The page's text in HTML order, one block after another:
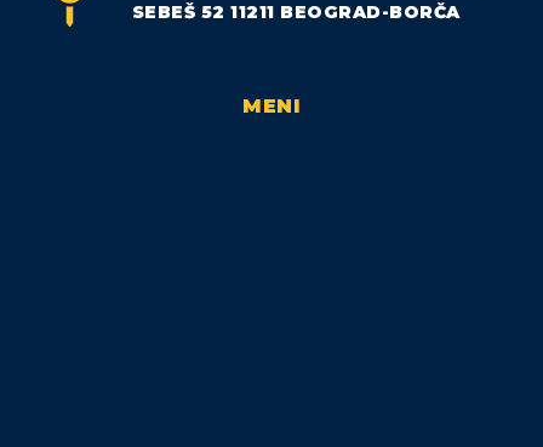
SEBEŠ 52 11211 BEOGRAD-BORČA
MENI